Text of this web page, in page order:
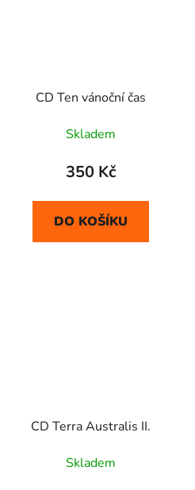
CD Ten vánoční čas
Skladem
350 Kč
DO KOŠÍKU
CD Terra Australis II.
Skladem